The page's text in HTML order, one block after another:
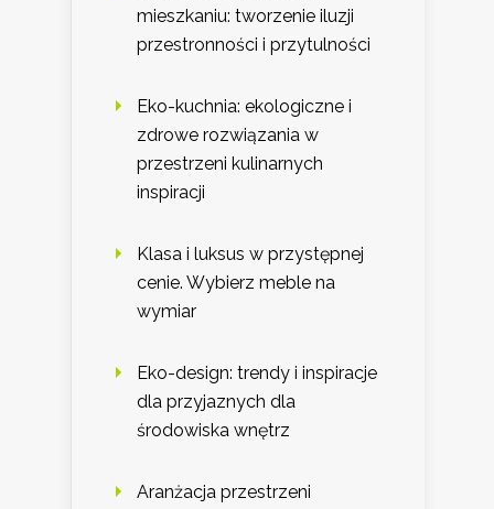
mieszkaniu: tworzenie iluzji
przestronności i przytulności
Eko-kuchnia: ekologiczne i
zdrowe rozwiązania w
przestrzeni kulinarnych
inspiracji
Klasa i luksus w przystępnej
cenie. Wybierz meble na
wymiar
Eko-design: trendy i inspiracje
dla przyjaznych dla
środowiska wnętrz
Aranżacja przestrzeni